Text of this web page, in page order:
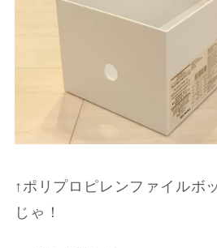
↑ポリプロピレンファイルボ
じゃ！